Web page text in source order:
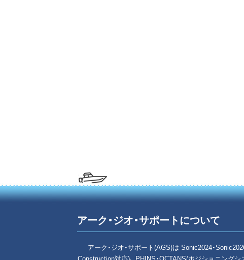
アーク・ジオ・サポートについて
アーク・ジオ・サポート(AGS)は Sonic2024・